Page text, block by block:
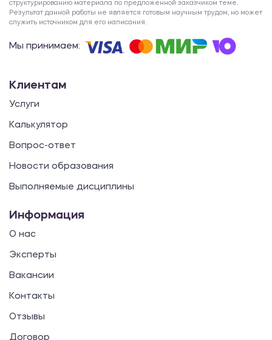
структурированию материала по предложенной заказчиком теме.
Результат данной работы не является готовым научным трудом, но может
служить источником для его написания.
Мы принимаем:
Клиентам
Услуги
Калькулятор
Вопрос-ответ
Новости образования
Выполняемые дисциплины
Информация
О нас
Эксперты
Вакансии
Контакты
Отзывы
Договор